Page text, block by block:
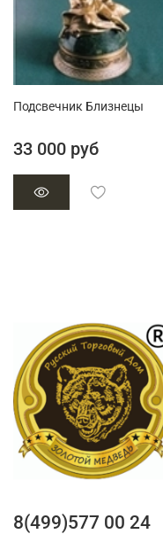
Подсвечник Близнецы
33 000 руб
8(499)577 00 24